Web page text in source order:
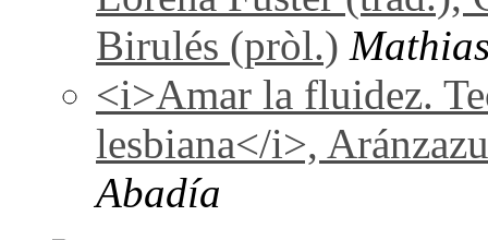
Birulés (pròl.)
<i>Amar la fluidez.
lesbiana</i>,
Abadía